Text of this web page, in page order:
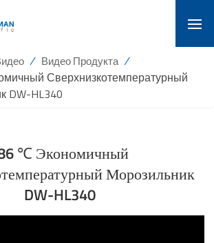
/ Видео Продукта /
Сверхнизкотемпературный
DW-HL340
℃ Экономичный
Морозильник
DW-HL340